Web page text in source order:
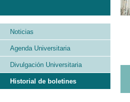
Noticias
Agenda Universitaria
Divulgación Universitaria
Historial de boletines